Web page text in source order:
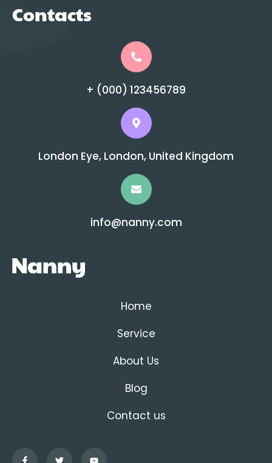
Contacts
+ (000) 123456789
London Eye, London, United Kingdom
info@nanny.com
Home
Service
About Us
Blog
Contact us